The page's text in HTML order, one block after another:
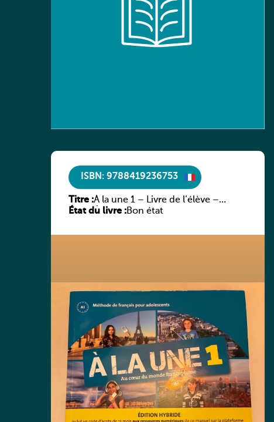
ISBN: 9788419236753
Titre :À la une 1 – Livre de l’élève –
Édition hybride
État du livre :Bon état